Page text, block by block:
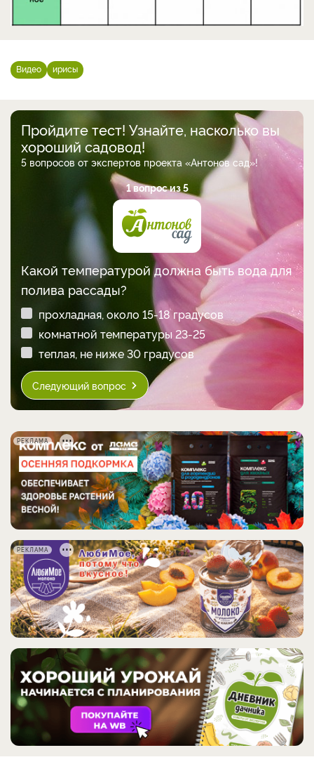
Видео ирисы
Пройдите тест! Узнайте, насколько вы
хороший садовод!
5 вопросов от экспертов проекта «Антонов сад»!
1 вопрос из 5
Какой температурой должна быть вода для
полива рассады?
прохладная, около 15-18 градусов
комнатной температуры 23-25
теплая, не ниже 30 градусов
Следующий вопрос
РЕКЛАМА
РЕКЛАМА